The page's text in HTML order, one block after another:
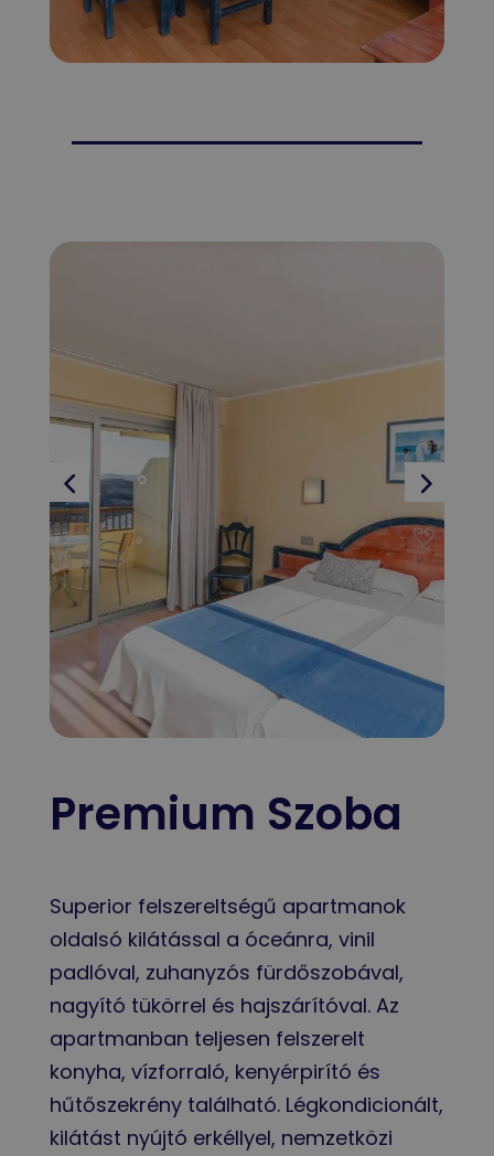
Premium Szoba
Superior felszereltségű apartmanok
oldalsó kilátással a óceánra, vinil
padlóval, zuhanyzós fürdőszobával,
nagyító tükörrel és hajszárítóval. Az
apartmanban teljesen felszerelt
konyha, vízforraló, kenyérpirító és
hűtőszekrény található. Légkondicionált,
kilátást nyújtó erkéllyel, nemzetközi